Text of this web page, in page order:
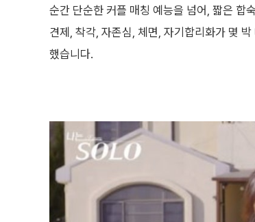
순간 단순한 커플 매칭 예능을 넘어, 짧은 합
견제, 착각, 자존심, 체면, 자기합리화가 몇
했습니다.